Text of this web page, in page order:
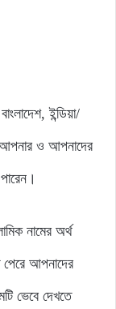
ইন্ডিয়া/
আপনার ও আপনাদের
নামের অর্থ
আপনাদের
ভেবে দেখতে